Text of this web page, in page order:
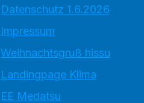
Datenschutz 1.6.2026
Impressum
Weihnachtsgruß hissu
Landingpage Klima
EE Medatsu